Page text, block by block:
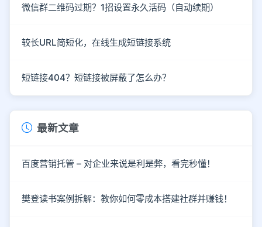
微信群二维码过期？1招设置永久活码（自动续期）
较长URL简短化，在线生成短链接系统
短链接404？短链接被屏蔽了怎么办？
最新文章
百度营销托管 – 对企业来说是利是弊，看完秒懂！
樊登读书案例拆解：教你如何零成本搭建社群并赚钱！